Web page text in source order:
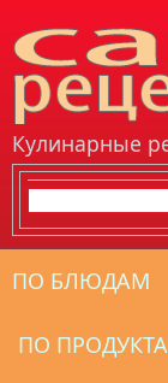
Перейти к
Кулинарные
ПО БЛЮДАМ
ПО